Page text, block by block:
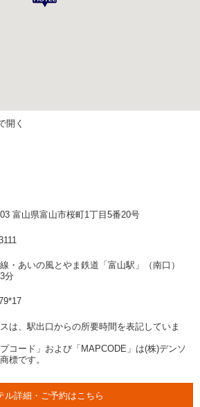
開く
富山県富山市桜町1丁目5番20号
・あいの風とやま鉄道「富山駅」（南口）
分
は、駅出口からの所要時間を表記していま
コード」および「MAPCODE」は(株)デンソ
標です。
ル詳細・ご予約はこちら